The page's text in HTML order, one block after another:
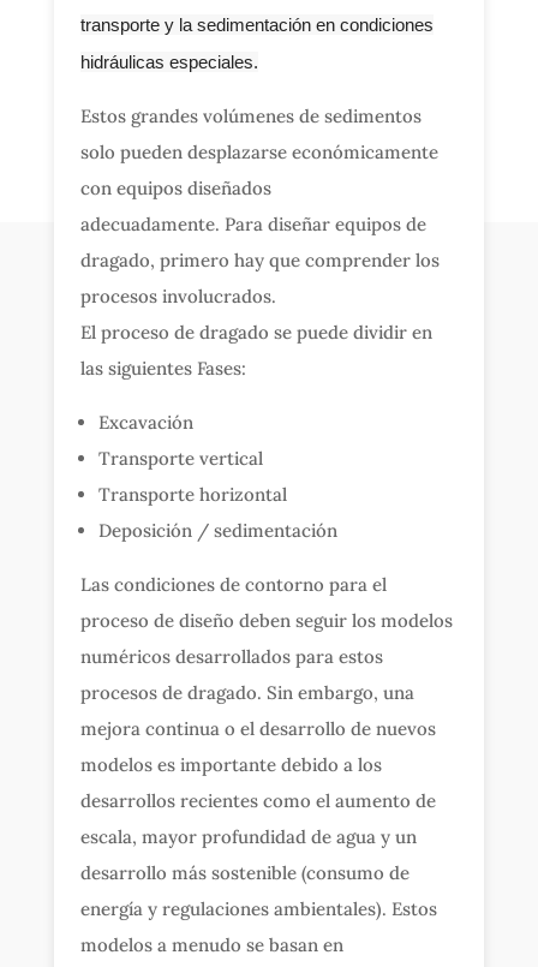
transporte y la sedimentación en condiciones
hidráulicas especiales.
Estos grandes volúmenes de sedimentos
solo pueden desplazarse económicamente
con equipos diseñados
adecuadamente. Para diseñar equipos de
dragado, primero hay que comprender los
procesos involucrados.
El proceso de dragado se puede dividir en
las siguientes Fases:
Excavación
Transporte vertical
Transporte horizontal
Deposición / sedimentación
Las condiciones de contorno para el
proceso de diseño deben seguir los modelos
numéricos desarrollados para estos
procesos de dragado. Sin embargo, una
mejora continua o el desarrollo de nuevos
modelos es importante debido a los
desarrollos recientes como el aumento de
escala, mayor profundidad de agua y un
desarrollo más sostenible (consumo de
energía y regulaciones ambientales). Estos
modelos a menudo se basan en